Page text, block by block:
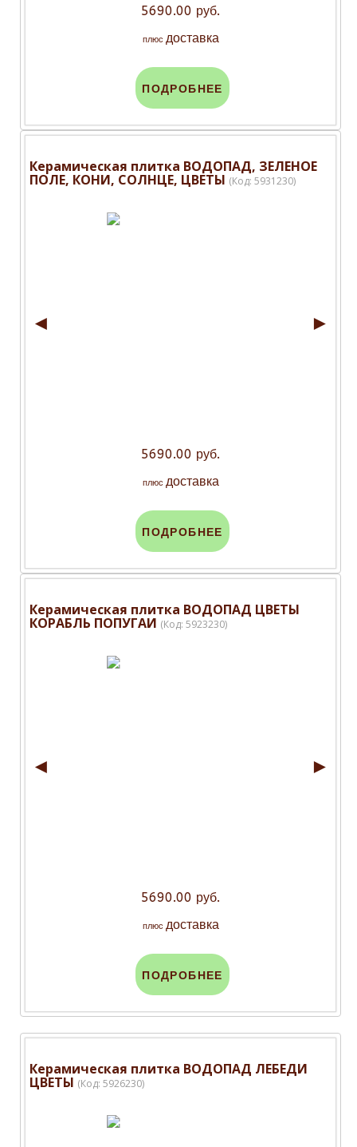
5690.00 руб.
плюс доставка
ПОДРОБНЕЕ
Керамическая плитка ВОДОПАД, ЗЕЛЕНОЕ
ПОЛЕ, КОНИ, СОЛНЦЕ, ЦВЕТЫ (Код: 5931230)
◄ ►
5690.00 руб.
плюс доставка
ПОДРОБНЕЕ
Керамическая плитка ВОДОПАД ЦВЕТЫ
КОРАБЛЬ ПОПУГАИ (Код: 5923230)
◄ ►
5690.00 руб.
плюс доставка
ПОДРОБНЕЕ
Керамическая плитка ВОДОПАД ЛЕБЕДИ
ЦВЕТЫ (Код: 5926230)